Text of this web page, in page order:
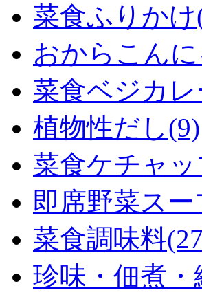
菜食ふりかけ
おからこん
菜食ベジカ
植物性だし(9)
菜食ケチャッ
即席野菜スー
菜食調味料
珍味・佃煮・